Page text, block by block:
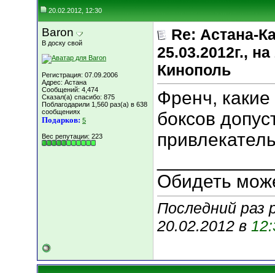
20.02.2012, 12:30
Baron
В доску свой
Регистрация: 07.09.2006
Адрес: Астана
Сообщений: 4,474
Сказал(а) спасибо: 875
Поблагодарили 1,560 раз(а) в 638
сообщениях
Подарков: 5
Вес репутации: 223
Re: Астана-
25.03.2012г.,
Кинополь
Френч,
боксов
Обидеть
Последний раз
20.02.2012 в